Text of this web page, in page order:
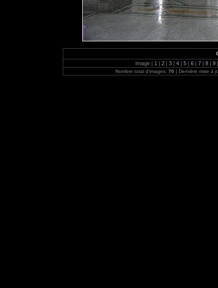
Image | 1 | 2 | 3 | 4 | 5 | 6 | 7 | 8 | 9 |
Nombre total d'images: 70 | Dernière mise à